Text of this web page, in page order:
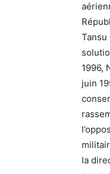
1996,
juin
la